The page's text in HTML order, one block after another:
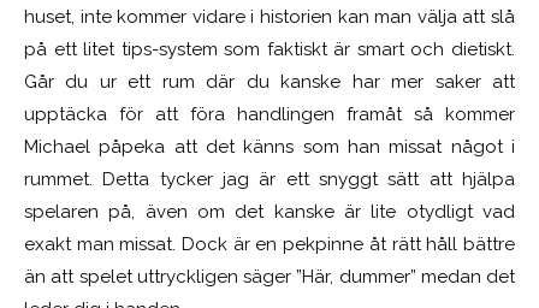
huset, inte kommer vidare i historien kan man välja att slå
på ett litet tips-system som faktiskt är smart och dietiskt.
Går du ur ett rum där du kanske har mer saker att
upptäcka för att föra handlingen framåt så kommer
Michael påpeka att det känns som han missat något i
rummet. Detta tycker jag är ett snyggt sätt att hjälpa
spelaren på, även om det kanske är lite otydligt vad
exakt man missat. Dock är en pekpinne åt rätt håll bättre
än att spelet uttryckligen säger ”Här, dummer” medan det